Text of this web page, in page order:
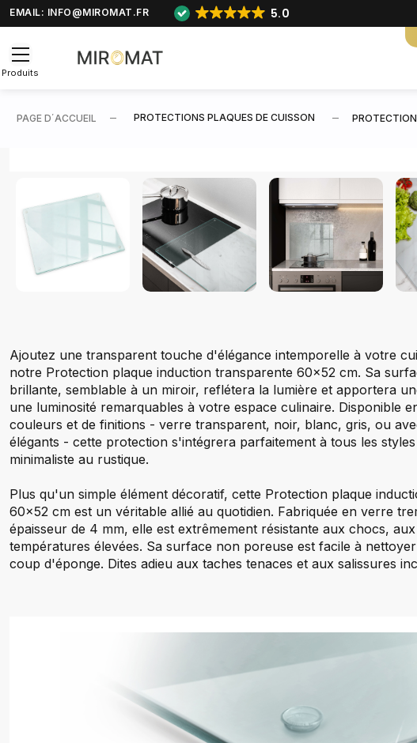
EMAIL: INFO@MIROMAT.FR 5.0
Produits
PAGE D΄ACCUEIL PROTECTIONS PLAQUES DE CUISSON
Ajoutez une transparent touche d'élégance intemporelle à votre
notre Protection plaque induction transparente 60x52 cm. Sa
brillante, semblable à un miroir, reflétera la lumière et apportera
une luminosité remarquables à votre espace culinaire. Disponible
couleurs et de finitions - verre transparent, noir, blanc, gris, ou
élégants - cette protection s'intégrera parfaitement à tous les
minimaliste au rustique.
Plus qu'un simple élément décoratif, cette Protection plaque
60x52 cm est un véritable allié au quotidien. Fabriquée en verre
épaisseur de 4 mm, elle est extrêmement résistante aux chocs,
températures élevées. Sa surface non poreuse est facile à
coup d'éponge. Dites adieu aux taches tenaces et aux salissures